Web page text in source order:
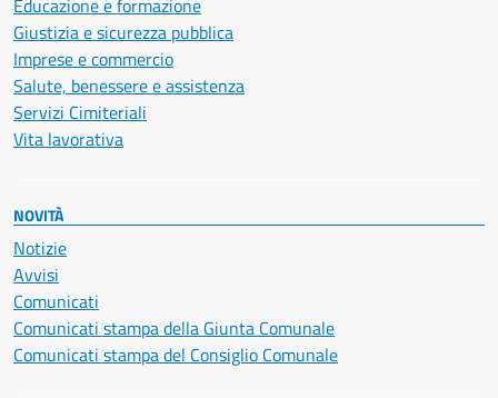
Educazione e formazione
Giustizia e sicurezza pubblica
Imprese e commercio
Salute, benessere e assistenza
Servizi Cimiteriali
Vita lavorativa
NOVITÀ
Notizie
Avvisi
Comunicati
Comunicati stampa della Giunta Comunale
Comunicati stampa del Consiglio Comunale